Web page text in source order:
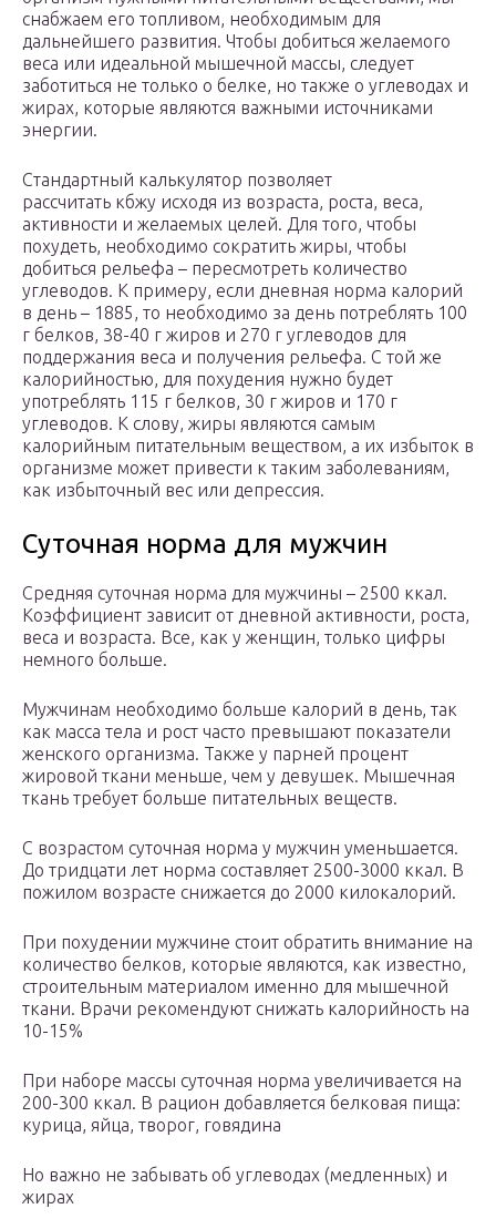
снабжаем его топливом, необходимым для
дальнейшего развития. Чтобы добиться желаемого
веса или идеальной мышечной массы, следует
заботиться не только о белке, но также о углеводах и
жирах, которые являются важными источниками
энергии.
Стандартный калькулятор позволяет
рассчитать кбжу исходя из возраста, роста, веса,
активности и желаемых целей. Для того, чтобы
похудеть, необходимо сократить жиры, чтобы
добиться рельефа – пересмотреть количество
углеводов. К примеру, если дневная норма калорий
в день – 1885, то необходимо за день потреблять 100
г белков, 38-40 г жиров и 270 г углеводов для
поддержания веса и получения рельефа. С той же
калорийностью, для похудения нужно будет
употреблять 115 г белков, 30 г жиров и 170 г
углеводов. К слову, жиры являются самым
калорийным питательным веществом, а их избыток в
организме может привести к таким заболеваниям,
как избыточный вес или депрессия.
Суточная норма для мужчин
Средняя суточная норма для мужчины – 2500 ккал.
Коэффициент зависит от дневной активности, роста,
веса и возраста. Все, как у женщин, только цифры
немного больше.
Мужчинам необходимо больше калорий в день, так
как масса тела и рост часто превышают показатели
женского организма. Также у парней процент
жировой ткани меньше, чем у девушек. Мышечная
ткань требует больше питательных веществ.
С возрастом суточная норма у мужчин уменьшается.
До тридцати лет норма составляет 2500-3000 ккал. В
пожилом возрасте снижается до 2000 килокалорий.
При похудении мужчине стоит обратить внимание на
количество белков, которые являются, как известно,
строительным материалом именно для мышечной
ткани. Врачи рекомендуют снижать калорийность на
10-15%
При наборе массы суточная норма увеличивается на
200-300 ккал. В рацион добавляется белковая пища:
курица, яйца, творог, говядина
Но важно не забывать об углеводах (медленных) и
жирах